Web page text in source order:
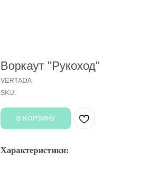
Воркаут "Рукоход"
VERTADA
SKU:
В КОРЗИНУ
Характеристики: